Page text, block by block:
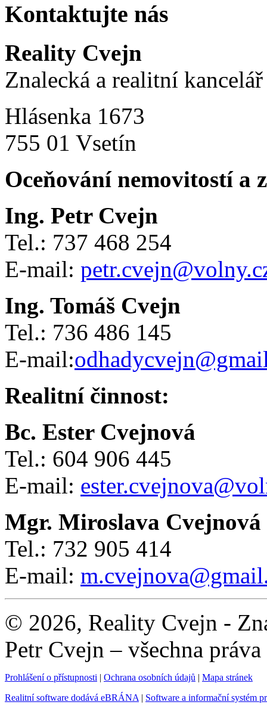
Kontaktujte nás
Reality Cvejn
Znalecká a realitní kancelář
Hlásenka 1673
755 01 Vsetín
Oceňování nemovitostí a
Ing. Petr Cvejn
Tel.: 737 468 254
E-mail:
Ing. Tomáš Cvejn
Tel.: 736 486 145
E-mail:
Realitní činnost:
Bc. Ester Cvejnová
Tel.: 604 906 445
E-mail:
Mgr. Miroslava Cvejnová
Tel.: 732 905 414
E-mail:
© 2026, Reality Cvejn -
Petr Cvejn – všechna
Prohlášení o přístupnosti | Ochrana osobních údajů | Mapa stránek
Realitní software dodává eBRÁNA | Software a informační systém